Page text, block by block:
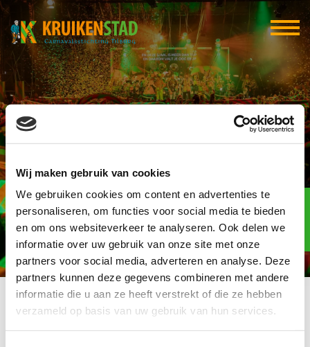
Wij maken gebruik van cookies
We gebruiken cookies om content en advertenties te
personaliseren, om functies voor social media te bieden
en om ons websiteverkeer te analyseren. Ook delen we
informatie over uw gebruik van onze site met onze
partners voor social media, adverteren en analyse. Deze
partners kunnen deze gegevens combineren met andere
informatie die u aan ze heeft verstrekt of die ze hebben
verzameld op basis van uw gebruik van hun services.
Tapasbar Mañana
Elf-elf
over
95